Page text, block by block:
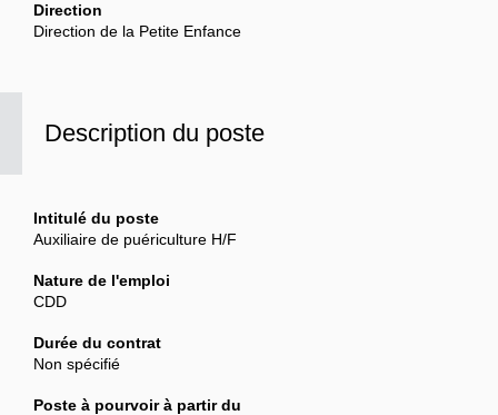
Direction
Direction de la Petite Enfance
Description du poste
Intitulé du poste
Auxiliaire de puériculture H/F
Nature de l'emploi
CDD
Durée du contrat
Non spécifié
Poste à pourvoir à partir du